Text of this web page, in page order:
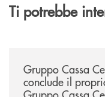
Ti potrebbe
Gruppo Cassa
conclude il